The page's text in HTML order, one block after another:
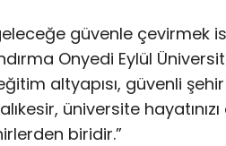
güvenle çevirmek
Onyedi Eylül
altyapısı, güvenli
üniversite
biridir.”